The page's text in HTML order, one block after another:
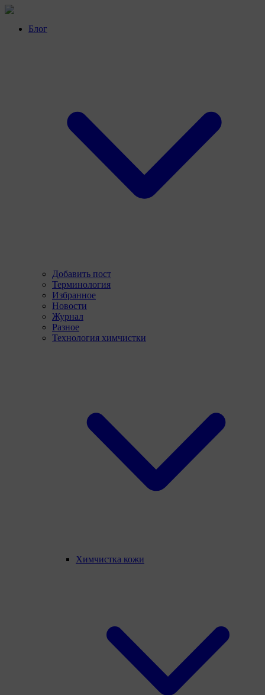
Перейти
контенту
Блог
Добавить пост
Терминология
Избранное
Новости
Журнал
Разное
Технология химчистки
Химчистка кожи